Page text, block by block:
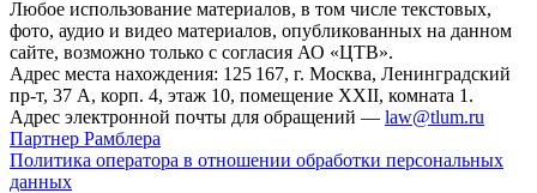
Любое использование материалов, в том числе текстовых,
фото, аудио и видео материалов, опубликованных на данном
сайте, возможно только с согласия АО «ЦТВ».
Адрес места нахождения: 125 167, г. Москва, Ленинградский
пр-т, 37 А, корп. 4, этаж 10, помещение XXII, комната 1.
Адрес электронной почты для обращений — law@tlum.ru
Партнер Рамблера
Политика оператора в отношении обработки персональных
данных